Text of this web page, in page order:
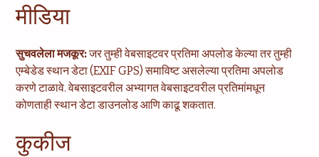
मीडिया
सुचवलेला मजकूर:जर तुम्ही वेबसाइटवर प्रतिमा अपलोड केल्या तर तुम्ही
एम्बेडेड स्थान डेटा (EXIF GPS) समाविष्ट असलेल्या प्रतिमा अपलोड
करणे टाळावे. वेबसाइटवरील अभ्यागत वेबसाइटवरील प्रतिमांमधून
कोणताही स्थान डेटा डाउनलोड आणि काढू शकतात.
कुकीज